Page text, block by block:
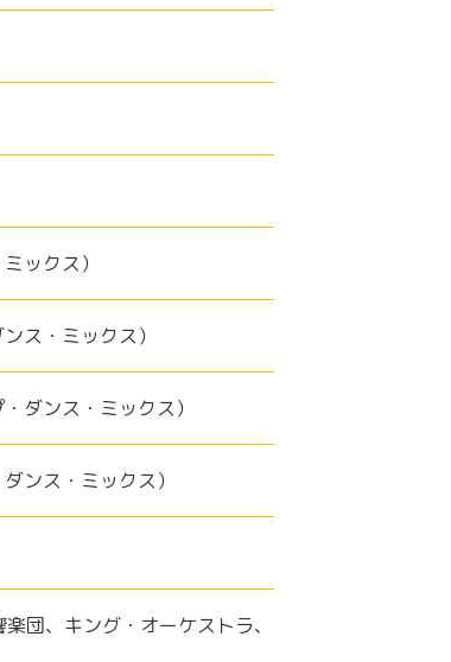
ックス）
ス・ミックス）
ダンス・ミックス）
ンス・ミックス）
団、キング・オーケストラ、